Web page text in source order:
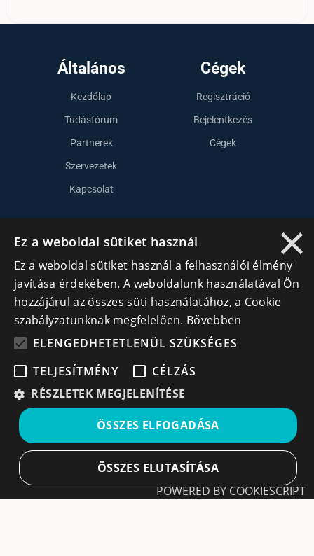
Általános
Kezdőlap
Tudásfórum
Partnerek
Szervezetek
Kapcsolat
Cégek
Regisztráció
Bejelentkezés
Cégek
Lépj kapcsolatba velünk
info@cegek.ro
+40 740 856 970
Iratkozz fel hírlevelünkre!
Ne hagyd ki a lehetőséget, hogy naprakész maradj a
egyszerű és gyors illetve bármikor leiratkozhatsz, ha úgy
×
Ez a weboldal sütiket használ
Ez a weboldal sütiket használ a felhasználói élmény
javítása érdekében. A weboldalunk használatával Ön
hozzájárul az összes süti használatához, a Cookie
szabályzatunknak megfelelően. Bővebben
ELENGEDHETETLENÜL SZÜKSÉGES
TELJESÍTMÉNY
CÉLZÁS
RÉSZLETEK MEGJELENÍTÉSE
ÖSSZES ELFOGADÁSA
ÖSSZES ELUTASÍTÁSA
POWERED BY COOKIESCRIPT